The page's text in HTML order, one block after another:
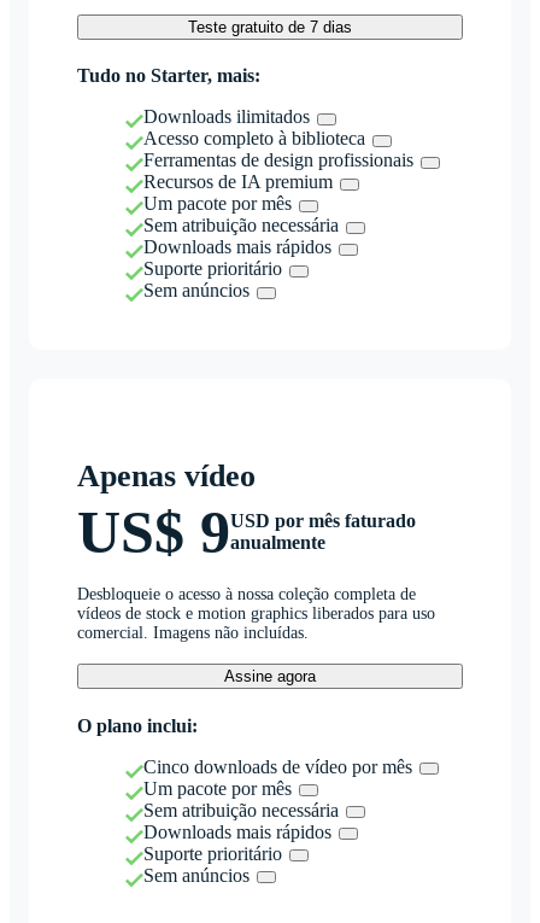
Teste gratuito de 7 dias
Tudo no Starter, mais:
Downloads ilimitados
Acesso completo à biblioteca
Ferramentas de design profissionais
Recursos de IA premium
Um pacote por mês
Sem atribuição necessária
Downloads mais rápidos
Suporte prioritário
Sem anúncios
Apenas vídeo
US$ 9USD por mês faturado
anualmente
Desbloqueie o acesso à nossa coleção completa de
vídeos de stock e motion graphics liberados para uso
comercial. Imagens não incluídas.
Assine agora
O plano inclui:
Cinco downloads de vídeo por mês
Um pacote por mês
Sem atribuição necessária
Downloads mais rápidos
Suporte prioritário
Sem anúncios